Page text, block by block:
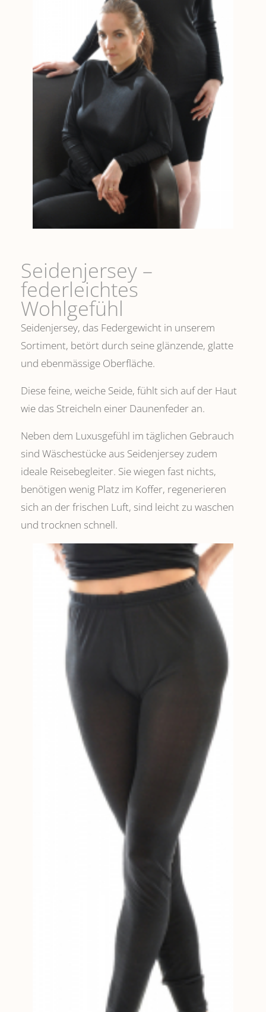
Seidenjersey –
federleichtes
Wohlgefühl
Seidenjersey, das Federgewicht in unserem
Sortiment, betört durch seine glänzende, glatte
und ebenmässige Oberfläche.
Diese feine, weiche Seide, fühlt sich auf der Haut
wie das Streicheln einer Daunenfeder an.
Neben dem Luxusgefühl im täglichen Gebrauch
sind Wäschestücke aus Seidenjersey zudem
ideale Reisebegleiter. Sie wiegen fast nichts,
benötigen wenig Platz im Koffer, regenerieren
sich an der frischen Luft, sind leicht zu waschen
und trocknen schnell.